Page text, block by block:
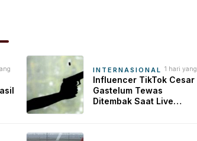
INTERNASIONAL 1 hari yang
lalu
Influencer TikTok Cesar
Gastelum Tewas
Ditembak Saat Live